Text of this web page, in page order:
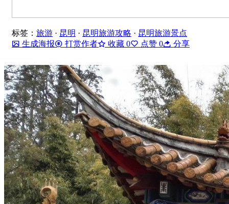
标签： 旅游 · 昆明 · 昆明旅游攻略 · 昆明旅游景点
生成海报
打赏作者 收藏 0 点赞 0 分享